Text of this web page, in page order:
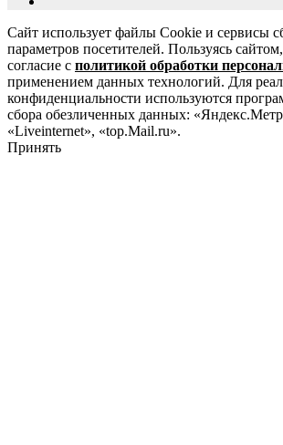
Сайт использует файлы Cookie и сервисы
параметров посетителей. Пользуясь
согласие с политикой обработки
применением данных технологий. Для
конфиденциальности используются
сбора обезличенных данных:
«Liveinternet», «top.Mail.ru».
Принять